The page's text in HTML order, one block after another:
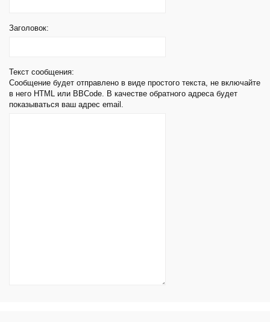
Заголовок:
Текст сообщения:
Сообщение будет отправлено в виде простого текста, не включайте
в него HTML или BBCode. В качестве обратного адреса будет
показываться ваш адрес email.